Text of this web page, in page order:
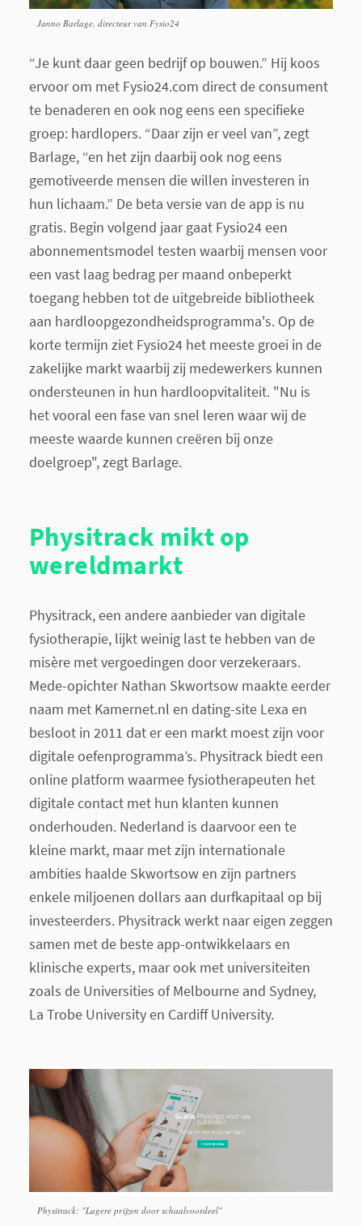
Janno Barlage, directeur van Fysio24
“Je kunt daar geen bedrijf op bouwen.” Hij koos
ervoor om met Fysio24.com direct de consument
te benaderen en ook nog eens een specifieke
groep: hardlopers. “Daar zijn er veel van”, zegt
Barlage, “en het zijn daarbij ook nog eens
gemotiveerde mensen die willen investeren in
hun lichaam.” De beta versie van de app is nu
gratis. Begin volgend jaar gaat Fysio24 een
abonnementsmodel testen waarbij mensen voor
een vast laag bedrag per maand onbeperkt
toegang hebben tot de uitgebreide bibliotheek
aan hardloopgezondheidsprogramma's. Op de
korte termijn ziet Fysio24 het meeste groei in de
zakelijke markt waarbij zij medewerkers kunnen
ondersteunen in hun hardloopvitaliteit. "Nu is
het vooral een fase van snel leren waar wij de
meeste waarde kunnen creëren bij onze
doelgroep", zegt Barlage.
Physitrack mikt op
wereldmarkt
Physitrack, een andere aanbieder van digitale
fysiotherapie, lijkt weinig last te hebben van de
misère met vergoedingen door verzekeraars.
Mede-opichter Nathan Skwortsow maakte eerder
naam met Kamernet.nl en dating-site Lexa en
besloot in 2011 dat er een markt moest zijn voor
digitale oefenprogramma’s. Physitrack biedt een
online platform waarmee fysiotherapeuten het
digitale contact met hun klanten kunnen
onderhouden. Nederland is daarvoor een te
kleine markt, maar met zijn internationale
ambities haalde Skwortsow en zijn partners
enkele miljoenen dollars aan durfkapitaal op bij
investeerders. Physitrack werkt naar eigen zeggen
samen met de beste app-ontwikkelaars en
klinische experts, maar ook met universiteiten
zoals de Universities of Melbourne and Sydney,
La Trobe University en Cardiff University.
Physitrack: "Lagere prijzen door schaalvoordeel"